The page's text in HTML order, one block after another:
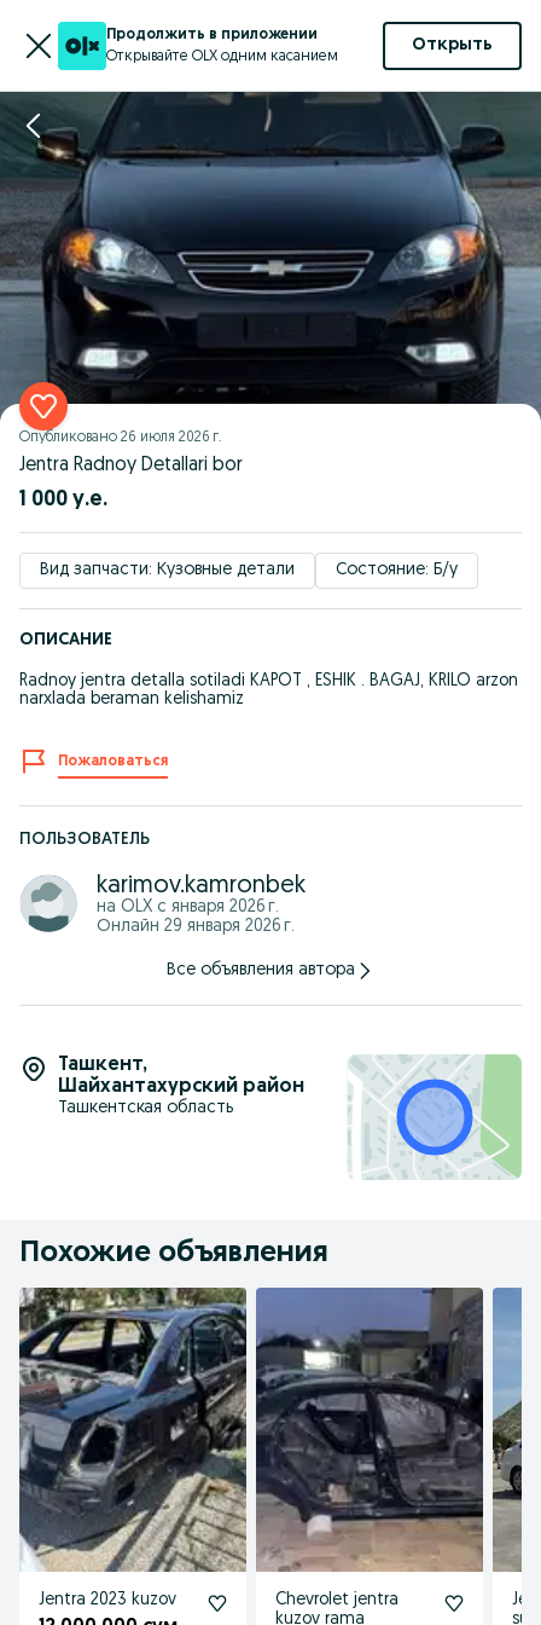
Продолжить в приложении
Открывайте OLX одним касанием
Открыть
Опубликовано 26 июля 2026 г.
Jentra Radnoy Detallari bor
1 000 у.е.
Вид запчасти: Кузовные детали Состояние: Б/у
ОПИСАНИЕ
Radnoy jentra detalla sotiladi KAPOT , ESHIK . BAGAJ, KRILO arzon
narxlada beraman kelishamiz
Пожаловаться
ПОЛЬЗОВАТЕЛЬ
karimov.kamronbek
на OLX с января 2026 г.
Онлайн 29 января 2026 г.
Все объявления автора
Ташкент,
Шайхантахурский район
Ташкентская область
Похожие объявления
Jentra 2023 kuzov
Chevrolet jentra
kuzov rama